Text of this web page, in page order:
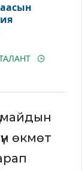
майдын
өкмөт